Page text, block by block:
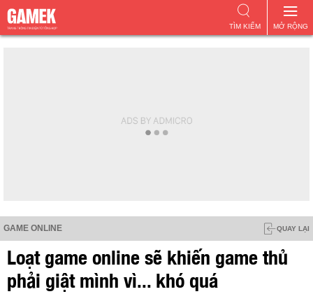
MỞ RỘNG
TÌM KIẾM
GAME ONLINE QUAY LẠI
Loạt game online sẽ khiến game thủ
phải giật mình vì... khó quá